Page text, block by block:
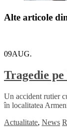
Alte articole
09AUG.
Tragedie pe
Un accident rutier
în localitatea
Actualitate, News